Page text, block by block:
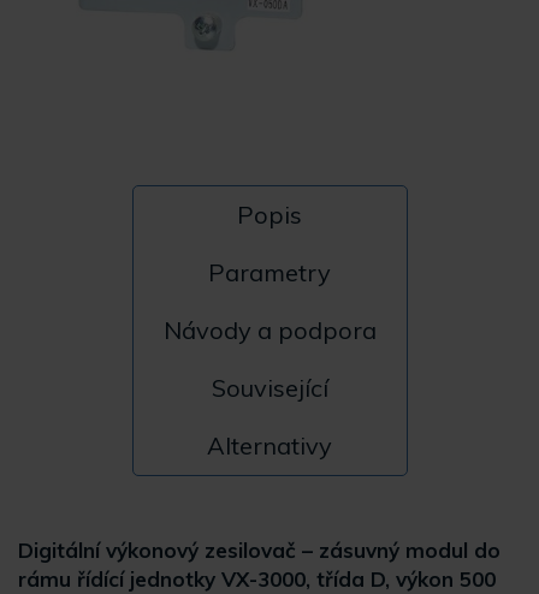
Popis
Parametry
Návody a podpora
Související
Alternativy
Digitální výkonový zesilovač – zásuvný modul do
rámu řídící jednotky VX-3000, třída D, výkon 500